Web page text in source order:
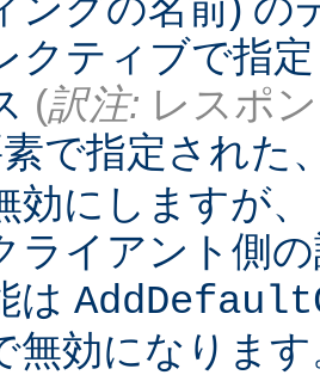
クティブで指
(訳注: レスポ
で指定された
効にしますが
ライアント側
は
無効になりま